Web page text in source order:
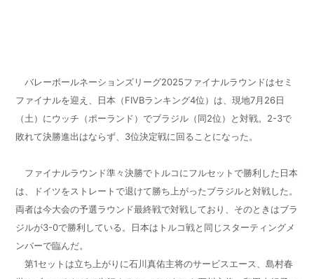
バレーボールネーションズリーグ2025ファイナルラウンドはセミ
ファイナルを迎え、日本（FIVBランキング4位）は、現地7月26日
（土）にウッチ（ポーランド）でブラジル（同2位）と対戦。2-3で
敗れて決勝進出はならず、3位決定戦に回ることになった。
ファイナルラウンド準々決勝でトルコにフルセットで勝利した日本
は、ドイツをストレートで退けて勝ち上がったブラジルと対戦した。
両者は今大会の予選ラウンド最終戦で対戦しており、そのときはブラ
ジルが3-0で勝利している。日本はトルコ戦と同じスターティングメ
ンバーで臨んだ。
第1セットは立ち上がりに石川真佑主将のサービスエース、島村春